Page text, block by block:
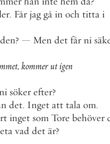
. Får jag gå in och titta i
? — Men det får ni
, kommerutigen
söker efter?
det. Inget att tala om.
inget som Tore behöver
vad det är?